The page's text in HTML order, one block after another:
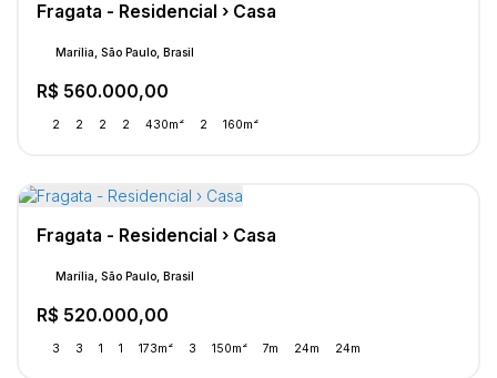
Fragata - Residencial › Casa
R$ 560.000,00
Marília, São Paulo, Brasil
2 2 2 2 430m² 2 160m²
Fragata - Residencial › Casa
R$ 520.000,00
Marília, São Paulo, Brasil
3 3 1 1 173m² 3 150m² 7m 24m 24m